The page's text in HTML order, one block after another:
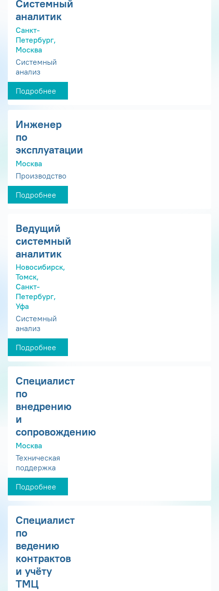
Системный
аналитик
Санкт-
Петербург,
Москва
Системный
анализ
Подробнее
Инженер
по
эксплуатации
Москва
Производство
Подробнее
Ведущий
системный
аналитик
Новосибирск,
Томск,
Санкт-
Петербург,
Уфа
Системный
анализ
Подробнее
Специалист
по
внедрению
и
сопровождению
Москва
Техническая
поддержка
Подробнее
Специалист
по
ведению
контрактов
и учёту
ТМЦ